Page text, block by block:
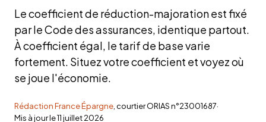
Le coefficient de réduction-majoration est fixé
par le Code des assurances, identique partout.
À coefficient égal, le tarif de base varie
fortement. Situez votre coefficient et voyez où
se joue l'économie.
Rédaction France Épargne , courtier ORIAS n°23001687·
Mis à jour le11 juillet 2026